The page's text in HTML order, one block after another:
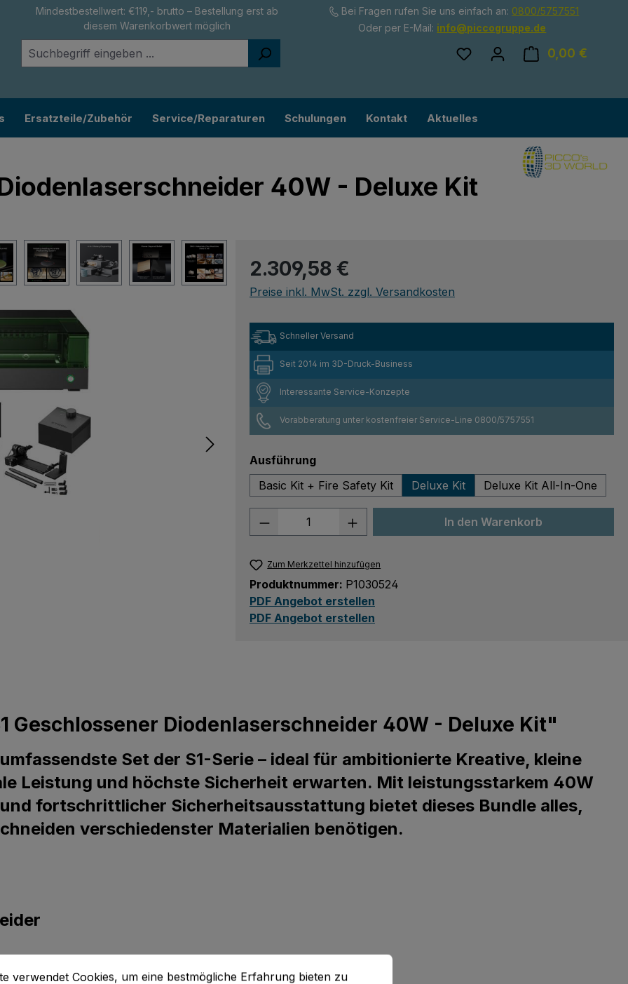
Mindestbestellwert: €119,- brutto – Bestellung erst ab
diesem Warenkorbwert möglich
Bei Fragen rufen Sie uns einfach an: 0800/5757551
Oder per E-Mail: info@piccogruppe.de
Du hast 0 Produkte auf
0,00 €
Ersatzteile/Zubehör Service/Reparaturen Schulungen Kontakt Aktuelles
40W - Deluxe Kit
Regulärer Preis:
2.309,58 €
Preise inkl. MwSt. zzgl. Versandkosten
Schneller Versand
Seit 2014 im 3D-Druck-Business
Interessante Service-Konzepte
Vorabberatung unter kostenfreier Service-Line 0800/5757551
Ausführungauswählen
Basic Kit + Fire Safety Kit
Deluxe Kit Deluxe Kit All-In-One
Produkt Anzahl: Gib den gewünschten Wert
In den Warenkorb
Zum Merkzettel hinzufügen
Produktnummer: P1030524
PDF Angebot erstellen
PDF Angebot erstellen
Geschlossener Diodenlaserschneider 40W - Deluxe Kit"
Set der S1-Serie – ideal für ambitionierte Kreative, kleine
Leistung und höchste Sicherheit erwarten. Mit leistungsstarkem 40W
fortschrittlicher Sicherheitsausstattung bietet dieses Bundle alles,
verschiedenster Materialien benötigen.
Cookies, um eine bestmögliche Erfahrung bieten zu können.
Mehr Informationen ...
verwendet Cookies, um eine bestmögliche Erfahrung bieten zu